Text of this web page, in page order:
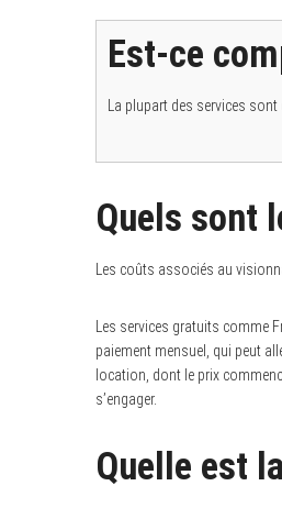
Est-ce
La plupart des services
Quels sont
Les coûts associés au
Les services gratuits comme
paiement mensuel, qui peut
location, dont le prix
s’engager.
Quelle est